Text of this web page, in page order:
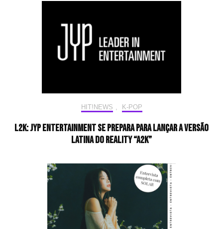
HIT!NEWS , K-POP
L2K: JYP Entertainment se prepara para lançar a versão
latina do reality “A2K”